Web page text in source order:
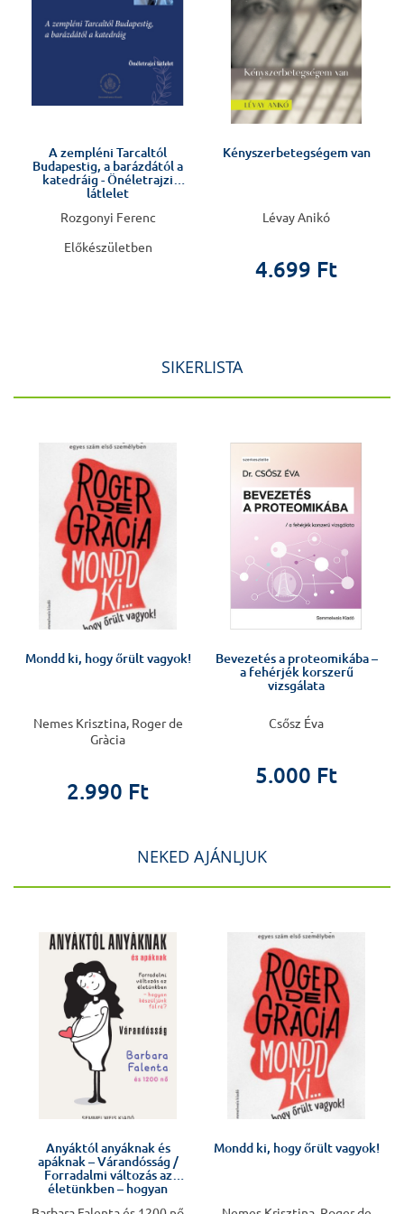
A zempléni Tarcaltól
Budapestig, a barázdától a
katedráig - Önéletrajzi
látlelet
Rozgonyi Ferenc
Előkészületben
Kényszerbetegségem van
Lévay Anikó
4.699 Ft
SIKERLISTA
Mondd ki, hogy őrült vagyok!
Nemes Krisztina, Roger de
Gràcia
2.990 Ft
Bevezetés a proteomikába –
a fehérjék korszerű
vizsgálata
Csősz Éva
5.000 Ft
NEKED AJÁNLJUK
Anyáktól anyáknak és
apáknak – Várandósság /
Forradalmi változás az
életünkben – hogyan
Mondd ki, hogy őrült vagyok!